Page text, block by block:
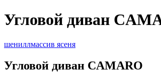
Угловой диван
шениллмассив ясеня
Угловой диван CAMARO